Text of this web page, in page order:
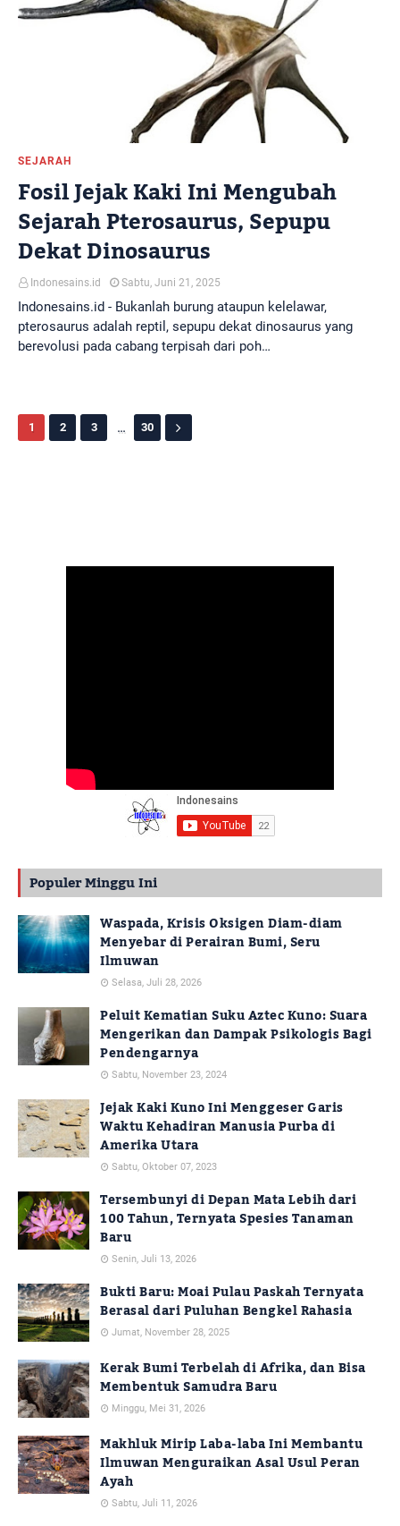
SEJARAH
Fosil Jejak Kaki Ini Mengubah
Sejarah Pterosaurus, Sepupu
Dekat Dinosaurus
Indonesains.id Sabtu, Juni 21, 2025
Indonesains.id - Bukanlah burung ataupun kelelawar,
pterosaurus adalah reptil, sepupu dekat dinosaurus yang
berevolusi pada cabang terpisah dari poh…
1 2 3 ... 30
Populer Minggu Ini
Waspada, Krisis Oksigen Diam-diam
Menyebar di Perairan Bumi, Seru
Ilmuwan
Selasa, Juli 28, 2026
Peluit Kematian Suku Aztec Kuno: Suara
Mengerikan dan Dampak Psikologis Bagi
Pendengarnya
Sabtu, November 23, 2024
Jejak Kaki Kuno Ini Menggeser Garis
Waktu Kehadiran Manusia Purba di
Amerika Utara
Sabtu, Oktober 07, 2023
Tersembunyi di Depan Mata Lebih dari
100 Tahun, Ternyata Spesies Tanaman
Baru
Senin, Juli 13, 2026
Bukti Baru: Moai Pulau Paskah Ternyata
Berasal dari Puluhan Bengkel Rahasia
Jumat, November 28, 2025
Kerak Bumi Terbelah di Afrika, dan Bisa
Membentuk Samudra Baru
Minggu, Mei 31, 2026
Makhluk Mirip Laba-laba Ini Membantu
Ilmuwan Menguraikan Asal Usul Peran
Ayah
Sabtu, Juli 11, 2026